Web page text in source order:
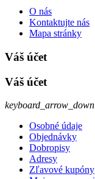
O nás
Kontaktujte nás
Mapa stránky
Váš účet
Váš účet
keyboard_arrow_down
Osobné údaje
Objednávky
Dobropisy
Adresy
Zľavové kupóny